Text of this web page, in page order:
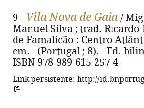
9 - Vila Nova de Gaia /
Manuel Silva ; trad. Ricardo
de Famalicão : Centro
cm. - (Portugal ; 8). - Ed.
ISBN 978-989-615-257-4
Link persistente: http://